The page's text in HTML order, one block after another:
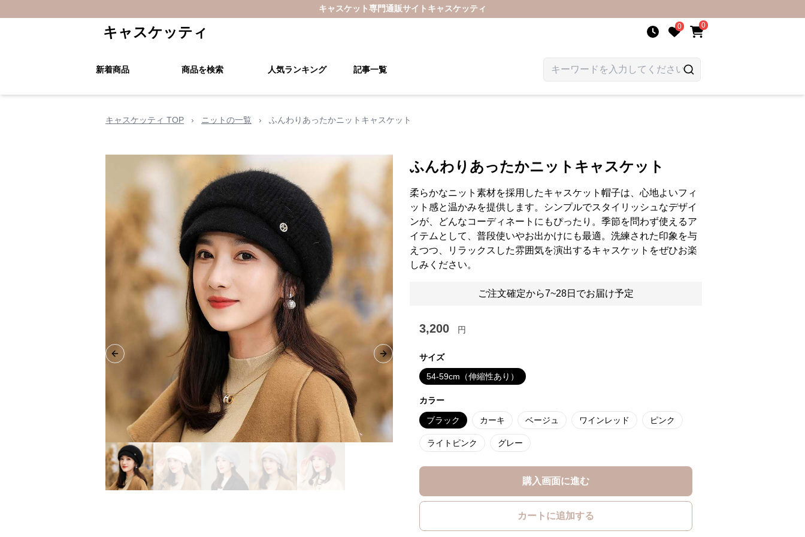
キャスケット専門通販サイト キャスケッティ
キャスケッティ 0 0
新着商品 商品を検索 人気ランキング 記事一覧
キャスケッティ TOP › ニットの一覧 › ふんわりあったかニットキャスケット
Previous slide Next slide
ふんわりあったかニットキャスケット
柔らかなニット素材を採用したキャスケット帽子は、心地よいフィ
ット感と温かみを提供します。シンプルでスタイリッシュなデザイ
ンが、どんなコーディネートにもぴったり。季節を問わず使えるア
イテムとして、普段使いやお出かけにも最適。洗練された印象を与
えつつ、リラックスした雰囲気を演出するキャスケットをぜひお楽
しみください。
ご注文確定から7~28日でお届け予定
3,200 円
サイズ
54-59cm（伸縮性あり）
カラー
ブラック カーキ ベージュ ワインレッド ピンク
ライトピンク グレー
購入画面に進む
カートに追加する